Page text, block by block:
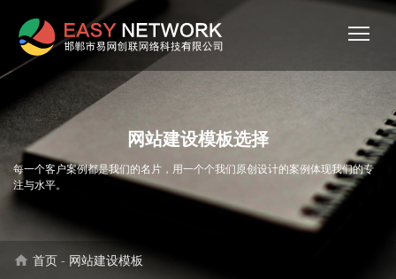
网站建设模板选择
每一个客户案例都是我们的名片，用一个个我们原创设计的案例体现我们的专
注与水平。
home 首页 - 网站建设模板